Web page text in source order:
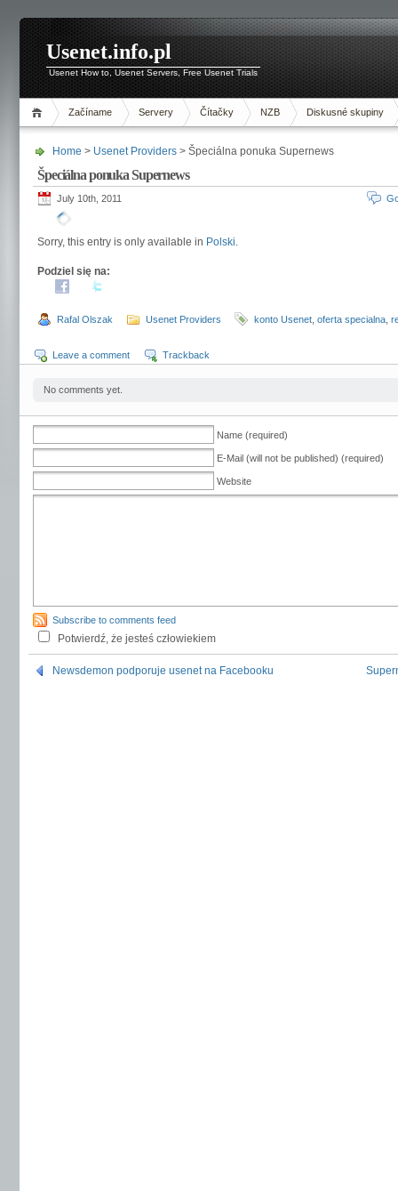
Usenet.info.pl
Usenet How to, Usenet Servers, Free Usenet Trials
Začíname Servery Čítačky NZB Diskusné skupiny
Home > Usenet Providers > Špeciálna ponuka Supernews
Špeciálna ponuka Supernews
July 10th, 2011
Sorry, this entry is only available in Polski.
Podziel się na:
Rafal Olszak Usenet Providers konto Usenet oferta specialna
Leave a comment Trackback
No comments yet.
Name (required)
E-Mail (will not be published) (required)
Website
Subscribe to comments feed
Potwierdź, że jesteś człowiekiem
Newsdemon podporuje usenet na Facebooku